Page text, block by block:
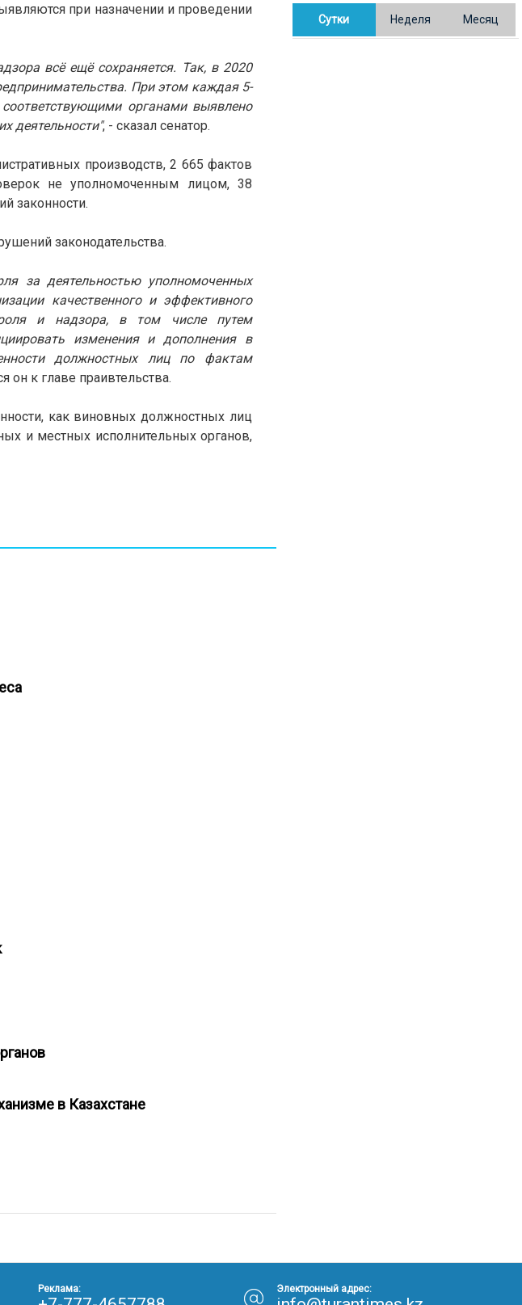
при назначении и проведении
всё ещё сохраняется. Так, в 2020
При этом каждая 5-
органами выявлено
деятельности", - сказал сенатор.
производств, 2 665 фактов
не уполномоченным лицом, 38
законности.
законодательства.
за деятельностью уполномоченных
качественного и эффективного
и надзора, в том числе путем
изменения и дополнения в
должностных лиц по фактам
он к главе праивтельства.
как виновных должностных лиц
и местных исполнительных органов,
в Казахстане
В Казахстане готовят новую
редакцию Конституции: меняется
Сутки Неделя Месяц
Реклама: Электронный адрес: